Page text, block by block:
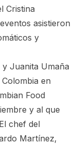
Cristina
asistieron
y
Juanita Umaña
en
Food
y al que
chef del
Martínez,